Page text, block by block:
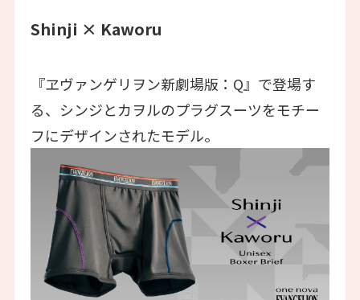
Shinji × Kaworu
『ヱヴァンゲリヲン新劇場版：Q』で登場す
る、シンジとカヲルのプラグスーツをモチー
フにデザインされたモデル。